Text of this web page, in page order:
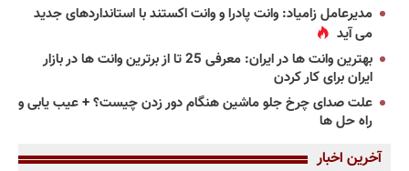
مدیرعامل زامیاد: وانت پادرا و وانت اکستند با استانداردهای جدید
می آید
بهترین وانت ها در ایران: معرفی 25 تا از برترین وانت ها در بازار
ایران برای کار کردن
علت صدای چرخ جلو ماشین هنگام دور زدن چیست؟ + عیب یابی و
راه حل ها
آخرین اخبار